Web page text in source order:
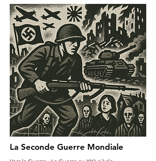
La Seconde Guerre Mondiale